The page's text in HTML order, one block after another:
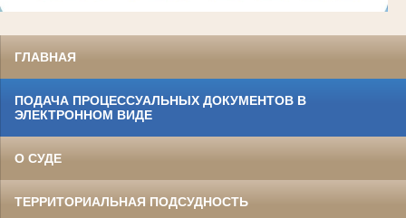
ГЛАВНАЯ
ПОДАЧА ПРОЦЕССУАЛЬНЫХ ДОКУМЕНТОВ В
ЭЛЕКТРОННОМ ВИДЕ
О СУДЕ
ТЕРРИТОРИАЛЬНАЯ ПОДСУДНОСТЬ